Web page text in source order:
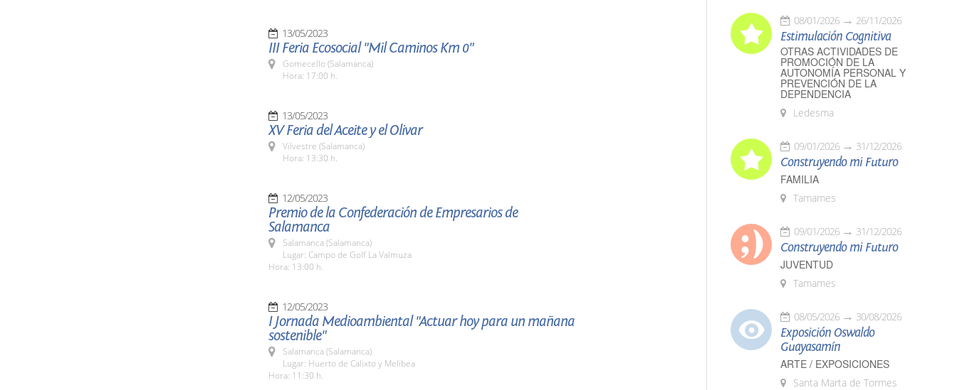
13/05/2023
III Feria Ecosocial "Mil Caminos Km 0"
Gomecello (Salamanca)
Hora: 17:00 h.
13/05/2023
XV Feria del Aceite y el Olivar
Vilvestre (Salamanca)
Hora: 13:30 h.
12/05/2023
Premio de la Confederación de Empresarios de
Salamanca
Salamanca (Salamanca)
Lugar: Campo de Golf La Valmuza
Hora: 13:00 h.
12/05/2023
I Jornada Medioambiental "Actuar hoy para un mañana
sostenible"
Salamanca (Salamanca)
Lugar: Huerto de Calixto y Melibea
Hora: 11:30 h.
08/01/2026 26/11/2026
Estimulación Cognitiva
OTRAS ACTIVIDADES DE
PROMOCIÓN DE LA
AUTONOMÍA PERSONAL Y
PREVENCIÓN DE LA
DEPENDENCIA
Ledesma
09/01/2026 31/12/2026
Construyendo mi Futuro
FAMILIA
Tamames
09/01/2026 31/12/2026
Construyendo mi Futuro
JUVENTUD
Tamames
08/05/2026 30/08/2026
Exposición Oswaldo
Guayasamín
ARTE / EXPOSICIONES
Santa Marta de Tormes